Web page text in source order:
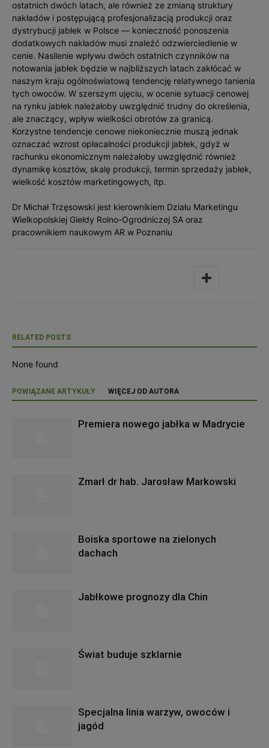
ostatnich dwóch latach, ale również ze zmianą struktury
nakładów i postępującą profesjonalizacją produkcji oraz
dystrybucji jabłek w Polsce — konieczność ponoszenia
dodatkowych nakładów musi znaleźć odzwierciedlenie w
cenie. Nasilenie wpływu dwóch ostatnich czynników na
notowania jabłek będzie w najbliższych latach zakłócać w
naszym kraju ogólnoświatową tendencję relatywnego tanienia
tych owoców. W szerszym ujęciu, w ocenie sytuacji cenowej
na rynku jabłek należałoby uwzględnić trudny do określenia,
ale znaczący, wpływ wielkości obrotów za granicą.
Korzystne tendencje cenowe niekoniecznie muszą jednak
oznaczać wzrost opłacalności produkcji jabłek, gdyż w
rachunku ekonomicznym należałoby uwzględnić również
dynamikę kosztów, skalę produkcji, termin sprzedaży jabłek,
wielkość kosztów marketingowych, itp.
Dr Michał Trzęsowski jest kierownikiem Działu Marketingu
Wielkopolskiej Giełdy Rolno-Ogrodniczej SA oraz
pracownikiem naukowym AR w Poznaniu
RELATED POSTS
None found
POWIĄZANE ARTYKUŁY WIĘCEJ OD AUTORA
Premiera nowego jabłka w Madrycie
Zmarł dr hab. Jarosław Markowski
Boiska sportowe na zielonych
dachach
Jabłkowe prognozy dla Chin
Świat buduje szklarnie
Specjalna linia warzyw, owoców i
jagód